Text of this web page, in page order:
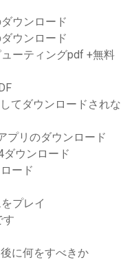
ウンロード
ウンロード
ーティングpdf +無料
てダウンロードされな
プリのダウンロード
ダウンロード
ード
プレイ
す
に何をすべきか